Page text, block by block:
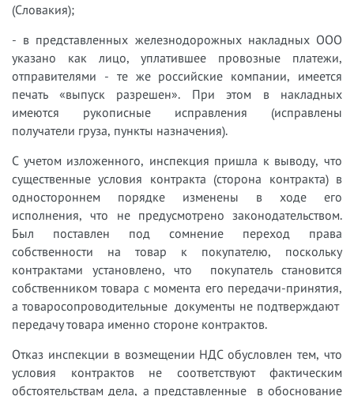
(Словакия);
- в представленных железнодорожных накладных ООО
указано как лицо, уплатившее провозные платежи,
отправителями - те же российские компании, имеется
печать «выпуск разрешен». При этом в накладных
имеются рукописные исправления (исправлены
получатели груза, пункты назначения).
С учетом изложенного, инспекция пришла к выводу, что
существенные условия контракта (сторона контракта) в
одностороннем порядке изменены в ходе его
исполнения, что не предусмотрено законодательством.
Был поставлен под сомнение переход права
собственности на товар к покупателю, поскольку
контрактами установлено, что покупатель становится
собственником товара с момента его передачи-принятия,
а товаросопроводительные документы не подтверждают
передачу товара именно стороне контрактов.
Отказ инспекции в возмещении НДС обусловлен тем, что
условия контрактов не соответствуют фактическим
обстоятельствам дела, а представленные в обоснование